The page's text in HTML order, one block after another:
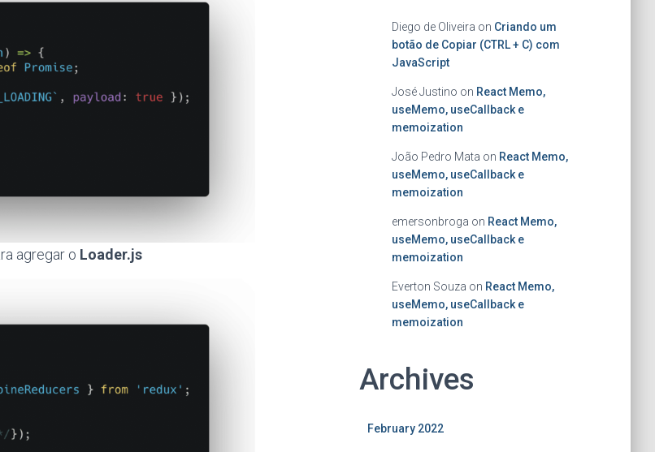
agregar o Loader.js
Diego de Oliveira on Criando um
botão de Copiar (CTRL + C) com
JavaScript
José Justino on React Memo,
useMemo, useCallback e
memoization
João Pedro Mata on React Memo,
useMemo, useCallback e
memoization
emersonbroga on React Memo,
useMemo, useCallback e
memoization
Everton Souza on React Memo,
useMemo, useCallback e
memoization
Archives
February 2022